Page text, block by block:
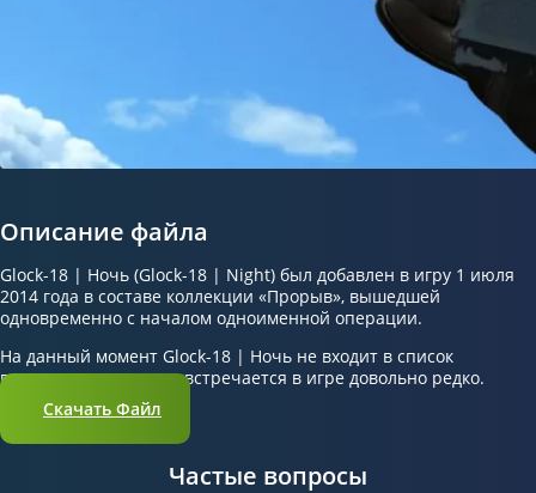
Описание файла
Glock-18 | Ночь (Glock-18 | Night) был добавлен в игру 1 июля
2014 года в составе коллекции «Прорыв», вышедшей
одновременно с началом одноименной операции.
На данный момент Glock-18 | Ночь не входит в список
популярных скинов и встречается в игре довольно редко.
Скачать Файл
Частые вопросы